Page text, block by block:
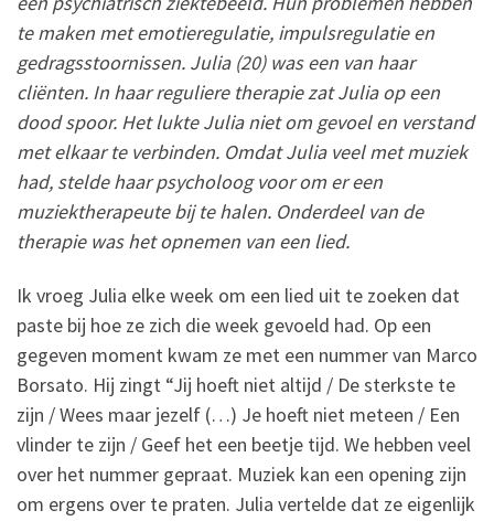
te maken met emotieregulatie, impulsregulatie en
gedragsstoornissen. Julia (20) was een van haar
cliënten. In haar reguliere therapie zat Julia op een
dood spoor. Het lukte Julia niet om gevoel en verstand
met elkaar te verbinden. Omdat Julia veel met muziek
had, stelde haar psycholoog voor om er een
muziektherapeute bij te halen. Onderdeel van de
therapie was het opnemen van een lied.
Ik vroeg Julia elke week om een lied uit te zoeken dat
paste bij hoe ze zich die week gevoeld had. Op een
gegeven moment kwam ze met een nummer van Marco
Borsato. Hij zingt “Jij hoeft niet altijd / De sterkste te
zijn / Wees maar jezelf (…) Je hoeft niet meteen / Een
vlinder te zijn / Geef het een beetje tijd. We hebben veel
over het nummer gepraat. Muziek kan een opening zijn
om ergens over te praten. Julia vertelde dat ze eigenlijk